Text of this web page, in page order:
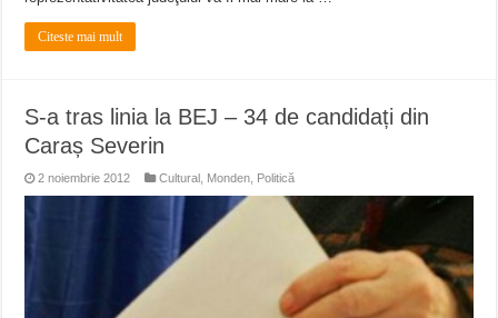
Citeste mai mult
S-a tras linia la BEJ – 34 de candidați din
Caraș Severin
2 noiembrie 2012 Cultural Monden Politică